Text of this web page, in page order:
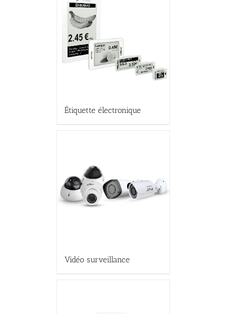
Étiquette électronique
Vidéo surveillance